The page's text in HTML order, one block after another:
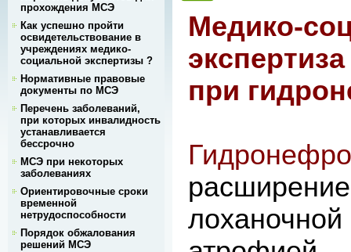
прохождения МСЭ
Как успешно пройти
освидетельствование в
учреждениях медико-
социальной экспертизы ?
Нормативные правовые
документы по МСЭ
Перечень заболеваний,
при которых инвалидность
устанавливается
бессрочно
МСЭ при некоторых
заболеваниях
Ориентировочные сроки
временной
нетрудоспособности
Порядок обжалования
решений МСЭ
Медико-
при